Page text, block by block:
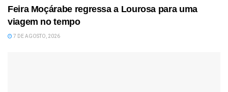
Feira Moçárabe regressa a Lourosa para uma
viagem no tempo
7 DE AGOSTO, 2026